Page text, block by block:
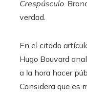
Crespúsculo.
verdad.
En el citado
Hugo Bouvard
a la hora hacer
Considera que es